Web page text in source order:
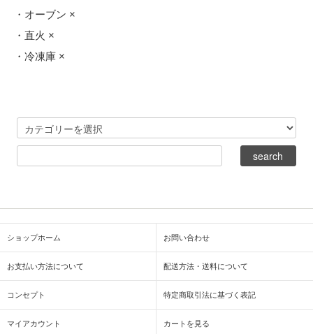
・オーブン ×
・直火 ×
・冷凍庫 ×
ショップホーム お問い合わせ
お支払い方法について 配送方法・送料について
コンセプト 特定商取引法に基づく表記
マイアカウント カートを見る